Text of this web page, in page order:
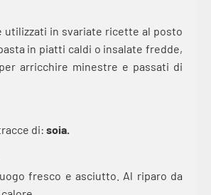
utilizzati in svariate ricette al posto
in piatti caldi o insalate fredde,
arricchire minestre e passati di
di: soia.
fresco e asciutto. Al riparo da